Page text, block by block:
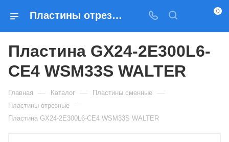
Пластины отрезные Пластина GX24-2E300L6-CE4 WSM33S WALTER — купить по выгодным ценам в Москве 0
Пластина GX24-2E300L6-
CE4 WSM33S WALTER
Главная — Каталог — Пластины сменные —
Пластины отрезные —
Пластина GX24-2E300L6-CE4 WSM33S WALTER